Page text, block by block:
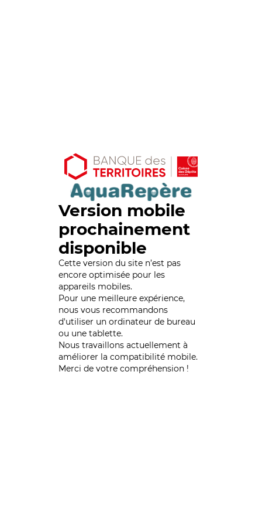
Version mobile
prochainement
disponible
Cette version du site n’est pas
encore optimisée pour les
appareils mobiles.
Pour une meilleure expérience,
nous vous recommandons
d'utiliser un ordinateur de bureau
ou une tablette.
Nous travaillons actuellement à
améliorer la compatibilité mobile.
Merci de votre compréhension !